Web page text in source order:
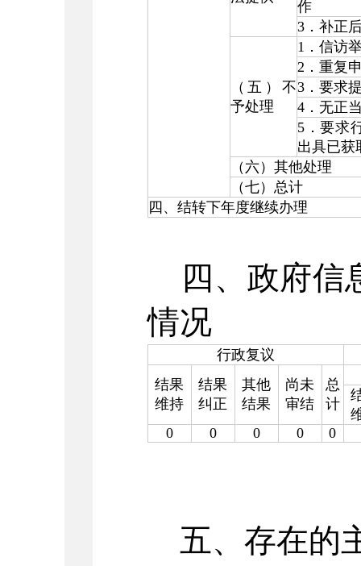
作
3 ．补正
（五）不
予处理
1 ．信访
2 ．重复
3 ．要求
4 ．无正
5 ．要求
出具已获
（六）其他处理
（七）总计
四、结转下年度继续办理
四、政府信
情况
行政复议
结果
维持
结果
纠正
其他
结果
尚未
审结
总
计
0
0 0 0 0
五、存在的